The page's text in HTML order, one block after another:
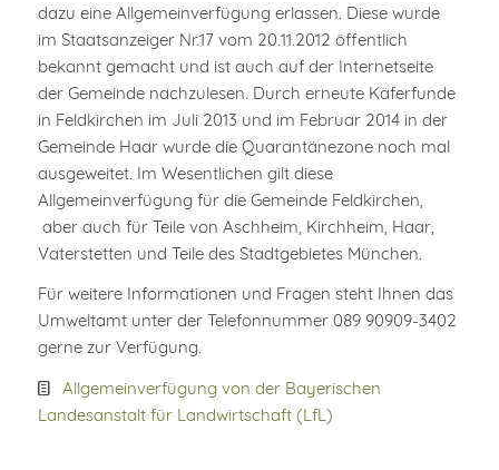
dazu eine Allgemeinverfügung erlassen. Diese wurde
im Staatsanzeiger Nr.17 vom 20.11.2012 öffentlich
bekannt gemacht und ist auch auf der Internetseite
der Gemeinde nachzulesen. Durch erneute Käferfunde
in Feldkirchen im Juli 2013 und im Februar 2014 in der
Gemeinde Haar wurde die Quarantänezone noch mal
ausgeweitet. Im Wesentlichen gilt diese
Allgemeinverfügung für die Gemeinde Feldkirchen,
aber auch für Teile von Aschheim, Kirchheim, Haar,
Vaterstetten und Teile des Stadtgebietes München.
Für weitere Informationen und Fragen steht Ihnen das
Umweltamt unter der Telefonnummer 089 90909-3402
gerne zur Verfügung.
Allgemeinverfügung von der Bayerischen
Landesanstalt für Landwirtschaft (LfL)